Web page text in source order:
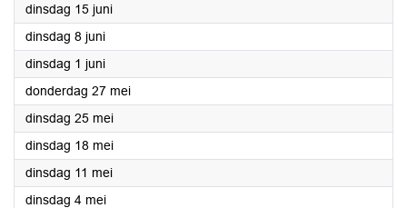
dinsdag 15 juni2021
dinsdag 8 juni2021
dinsdag 1 juni2021
donderdag 27 mei2021
dinsdag 25 mei2021
dinsdag 18 mei2021
dinsdag 11 mei2021
dinsdag 4 mei2021